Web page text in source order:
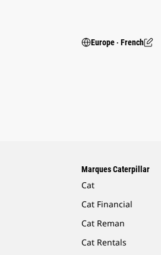
Europe ‧ French
Marques Caterpillar
Cat
Cat Financial
Cat Reman
Cat Rentals